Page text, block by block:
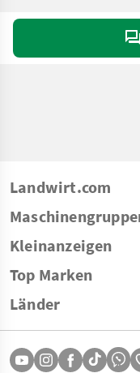
Landwirt.com
Kleinanzeigen
Top Marken
Länder